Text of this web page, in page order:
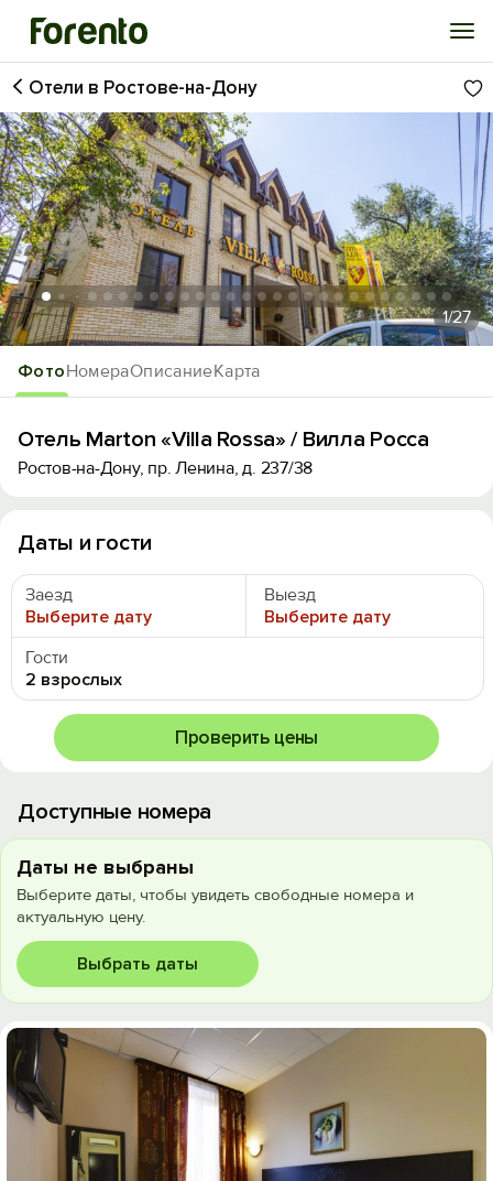
Войти
Избранное
История просмотра
Добавить свой объект
ФотоНомераОписаниеКарта
Отели в Ростове-на-Дону
1/27
Отель Marton «Villa Rossa» / Вилла Росса
Ростов-на-Дону, пр. Ленина, д. 237/38
Даты и гости
Заезд
Выберите дату
Выезд
Выберите дату
Гости
2 взрослых
Проверить цены
Доступные номера
Даты не выбраны
Выберите даты, чтобы увидеть свободные номера и
актуальную цену.
Выбрать даты